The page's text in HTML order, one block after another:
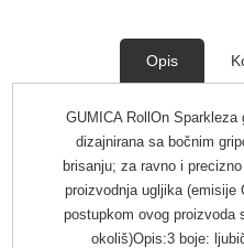
Opis
GUMICA RollOn
dizajnirana sa bočnim
brisanju; za ravno i
proizvodnja ugljika (emisije
postupkom ovog proizvoda
okoliš)Opis:3 boje: